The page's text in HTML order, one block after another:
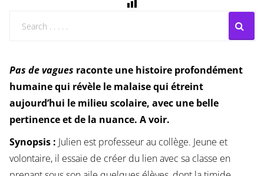
Pas de vagues raconte une histoire profondément
humaine qui révèle le malaise qui étreint
aujourd’hui le milieu scolaire, avec une belle
pertinence et de la nuance. A voir.
Synopsis : Julien est professeur au collège. Jeune et
volontaire, il essaie de créer du lien avec sa classe en